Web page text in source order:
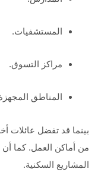
المستشفيات.
مراكز التسوق.
المناطق
بينما قد تفضل عائلات
من أماكن العمل. كما
المشاريع السكنية.